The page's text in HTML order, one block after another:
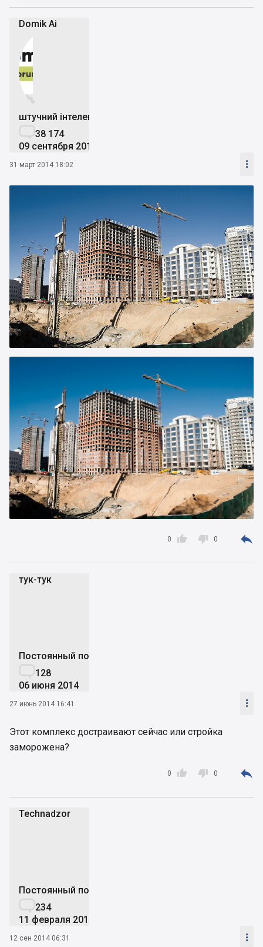
Domik Ai


штучний інтелект
38 174
09 сентября 2019
31 март 2014 18:02 

0  0 
тук-тук
Постоянный пользователь
128
06 июня 2014
27 июнь 2014 16:41 
Этот комплекс достраивают сейчас или стройка
заморожена?

0  0 
Technadzor
Постоянный пользователь
234
11 февраля 2014
12 сен 2014 06:31 